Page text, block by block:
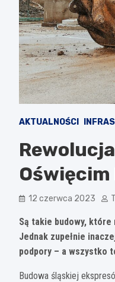
AKTUALNOŚCI
12 czerwca 2023
Są takie budowy,
Jednak zupełnie
podpory – a wszystko
Budowa śląskiej